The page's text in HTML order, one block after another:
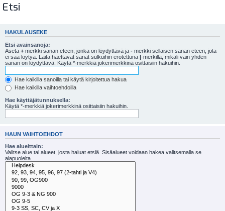
Etsi
HAKULAUSEKE
Etsi avainsanoja:
Aseta + merkki sanan eteen, jonka on löydyttävä ja - merkki sellaisen sanan eteen, jota
ei saa löytyä. Laita haettavat sanat sulkuihin erotettuna |-merkillä, mikäli vain yhden
sanan on löydyttävä. Käytä *-merkkiä jokerimerkkinä osittaisiin hakuihin.
Hae kaikilla sanoilla tai käytä kirjoitettua hakua
Hae kaikilla vaihtoehdoilla
Hae käyttäjätunnuksella:
Käytä *-merkkiä jokerimerkkinä osittaisiin hakuihin.
HAUN VAIHTOEHDOT
Hae alueittain:
Valitse alue tai alueet, josta haluat etsiä. Sisäalueet voidaan hakea valitsemalla se
alapuolelta.